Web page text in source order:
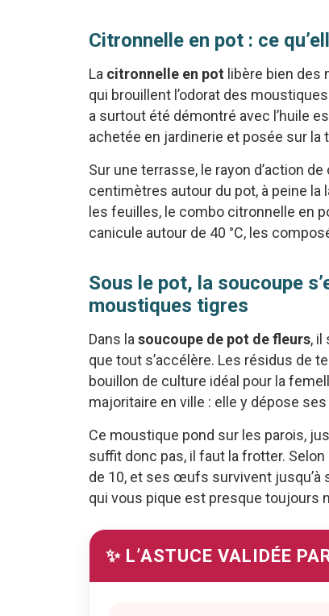
Citronnelle en pot : ce
La citronnelle en pot libère bien
qui brouillent l’odorat des
a surtout été démontré avec l’huile
achetée en jardinerie et posée sur la
Sur une terrasse, le rayon d’action
centimètres autour du pot, à peine la
les feuilles, le combo citronnelle en
canicule autour de 40 °C, les
Sous le pot, la soucoupe
moustiques tigres
Dans la soucoupe de pot de fleurs, il
que tout s’accélère. Les résidus de
bouillon de culture idéal pour la
majoritaire en ville : elle y dépose
Ce moustique pond sur les parois,
suffit donc pas, il faut la frotter.
de 10, et ses œufs survivent jusqu’à
qui vous pique est presque toujours
✨ L’ASTUCE VALIDÉE